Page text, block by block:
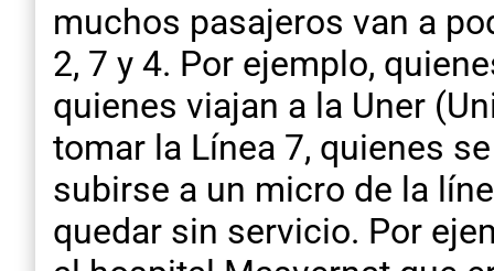
muchos pasajeros van a
2, 7 y 4. Por ejemplo,
quienes viajan a la Uner
tomar la Línea 7, quienes
subirse a un micro de la
quedar sin servicio. Por